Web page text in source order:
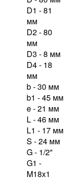
D1 - 81
мм
D2 - 80
мм
D3 - 8 мм
D4 - 18
мм
b - 30 мм
b1 - 45 мм
e - 21 мм
L - 46 мм
L1 - 17 мм
S - 24 мм
G - 1/2"
G1 -
M18x1